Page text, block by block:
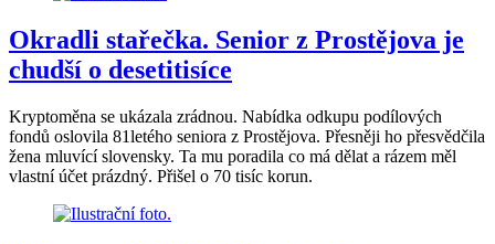
Okradli stařečka. Senior z Prostějova je
chudší o desetitisíce
Kryptoměna se ukázala zrádnou. Nabídka odkupu podílových
fondů oslovila 81letého seniora z Prostějova. Přesněji ho přesvědčila
žena mluvící slovensky. Ta mu poradila co má dělat a rázem měl
vlastní účet prázdný. Přišel o 70 tisíc korun.